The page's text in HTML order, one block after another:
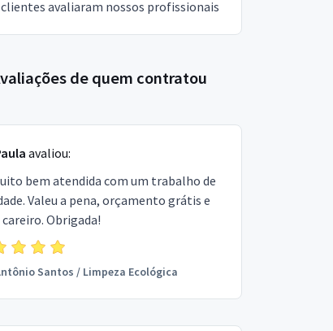
clientes avaliaram nossos profissionais
de quem contratou
avaliou:
bem atendida com um trabalho de
Valeu a pena, orçamento grátis e
careiro. Obrigada!
Santos / Limpeza Ecológica